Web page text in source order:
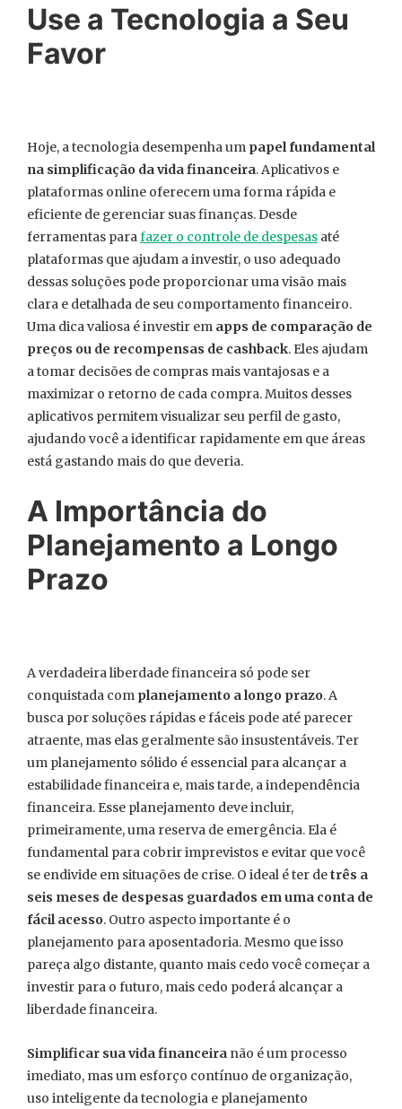
Use a Tecnologia a Seu
Favor
Hoje, a tecnologia desempenha um papel fundamental
na simplificação da vida financeira. Aplicativos e
plataformas online oferecem uma forma rápida e
eficiente de gerenciar suas finanças. Desde
ferramentas para fazer o controle de despesas até
plataformas que ajudam a investir, o uso adequado
dessas soluções pode proporcionar uma visão mais
clara e detalhada de seu comportamento financeiro.
Uma dica valiosa é investir em apps de comparação de
preços ou de recompensas de cashback. Eles ajudam
a tomar decisões de compras mais vantajosas e a
maximizar o retorno de cada compra. Muitos desses
aplicativos permitem visualizar seu perfil de gasto,
ajudando você a identificar rapidamente em que áreas
está gastando mais do que deveria.
A Importância do
Planejamento a Longo
Prazo
A verdadeira liberdade financeira só pode ser
conquistada com planejamento a longo prazo. A
busca por soluções rápidas e fáceis pode até parecer
atraente, mas elas geralmente são insustentáveis. Ter
um planejamento sólido é essencial para alcançar a
estabilidade financeira e, mais tarde, a independência
financeira. Esse planejamento deve incluir,
primeiramente, uma reserva de emergência. Ela é
fundamental para cobrir imprevistos e evitar que você
se endivide em situações de crise. O ideal é ter detrês a
seis meses de despesas guardados em uma conta de
fácil acesso. Outro aspecto importante é o
planejamento para aposentadoria. Mesmo que isso
pareça algo distante, quanto mais cedo você começar a
investir para o futuro, mais cedo poderá alcançar a
liberdade financeira.
Simplificar sua vida financeira não é um processo
imediato, mas um esforço contínuo de organização,
uso inteligente da tecnologia e planejamento